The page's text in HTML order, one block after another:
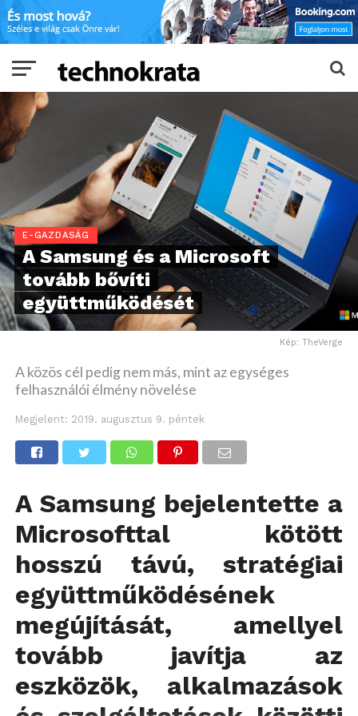
E-GAZDASÁG
A Samsung és a Microsoft
tovább bővíti
együttműködését
Kép: TheVerge
A közös cél pedig nem más, mint az egységes
felhasználói élmény növelése
Megjelent: 2019. augusztus 9. péntek
A Samsung bejelentette a
Microsofttal kötött
hosszú távú, stratégiai
együttműködésének
megújítását, amellyel
tovább javítja az
eszközök, alkalmazások